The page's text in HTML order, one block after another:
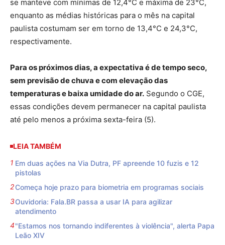
se manteve com mínimas de 12,4°C e máxima de 23°C,
enquanto as médias históricas para o mês na capital
paulista costumam ser em torno de 13,4°C e 24,3°C,
respectivamente.
Para os próximos dias, a expectativa é de tempo seco,
sem previsão de chuva e com elevação das
temperaturas e baixa umidade do ar. Segundo o CGE,
essas condições devem permanecer na capital paulista
até pelo menos a próxima sexta-feira (5).
LEIA TAMBÉM
Em duas ações na Via Dutra, PF apreende 10 fuzis e 12
pistolas
Começa hoje prazo para biometria em programas sociais
Ouvidoria: Fala.BR passa a usar IA para agilizar
atendimento
"Estamos nos tornando indiferentes à violência", alerta Papa
Leão XIV